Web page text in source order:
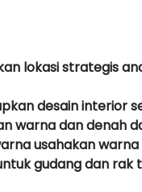
lokasi strategis
desain interior
warna dan denah
usahakan
gudang dan rak